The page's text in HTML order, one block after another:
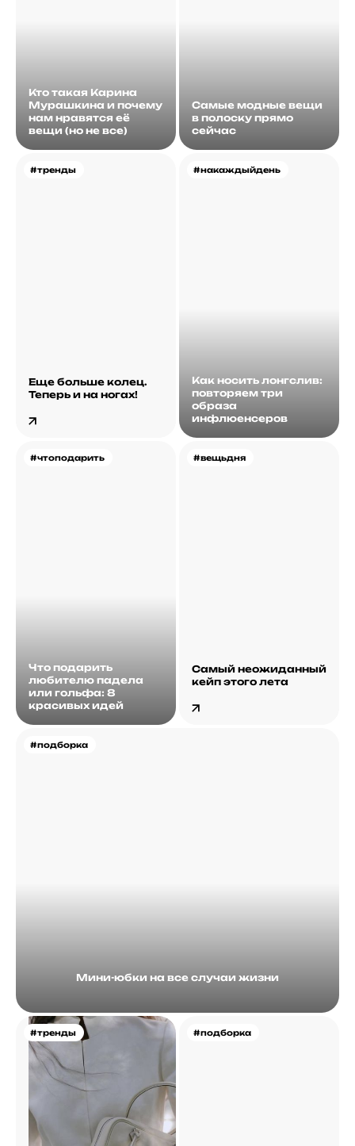
Кто такая Карина
Мурашкина и почему
нам нравятся её
вещи (но не все)
Самые модные вещи
в полоску прямо
сейчас
#тренды
Еще больше колец.
Теперь и на ногах!
#накаждыйдень
Как носить лонгслив:
повторяем три
образа
инфлюенсеров
#чтоподарить
Что подарить
любителю падела
или гольфа: 8
красивых идей
#подборка
Мини-юбки на все случаи жизни
#вещьдня
Самый неожиданный
кейп этого лета
#тренды #подборка